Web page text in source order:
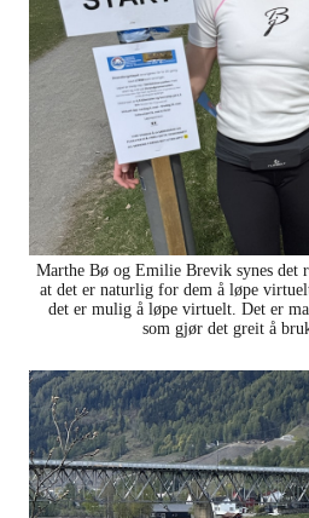
Marthe Bø og Emilie Brevik synes det
at det er naturlig for dem å løpe
det er mulig å løpe virtuelt. Det er
som gjør det greit å